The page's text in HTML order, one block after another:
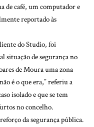
de café, um computador e
reportado às
do Studio, foi
situação de segurança no
de Moura uma zona
é o que era,” referiu a
isolado e que se tem
no concelho.
da segurança pública.